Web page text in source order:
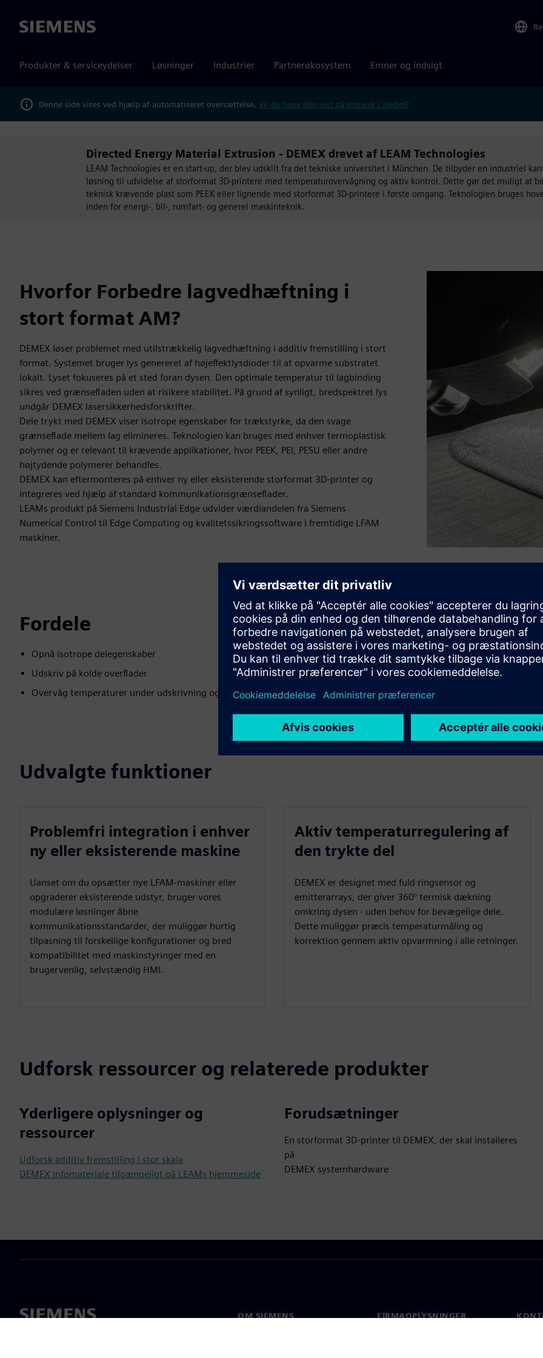
Siemens
Produkter & serviceydelser Løsninger Industrier Partnerøkosystem Emner og indsigt
Denne side vises ved hjælp af automatiseret oversættelse. Vil du have den vist på engelsk i stedet?
Directed Energy Material Extrusion - DEMEX drevet af LEAM Technologies
LEAM Technologies er en start-up, der blev udskilt fra det tekniske universitet i München. De tilbyder en industriel
løsning til udvidelse af storformat 3D-printere med temperaturovervågning og aktiv kontrol. Dette gør det muligt at
teknisk krævende plast som PEEK eller lignende med storformat 3D-printere i første omgang. Teknologien bruges
inden for energi-, bil-, rumfart- og generel maskinteknik.
Hvorfor Forbedre lagvedhæftning i
stort format AM?
DEMEX løser problemet med utilstrækkelig lagvedhæftning i additiv fremstilling i stort
format. Systemet bruger lys genereret af højeffektlysdioder til at opvarme substratet
lokalt. Lyset fokuseres på et sted foran dysen. Den optimale temperatur til lagbinding
sikres ved grænsefladen uden at risikere stabilitet. På grund af synligt, bredspektret lys
undgår DEMEX lasersikkerhedsforskrifter.
Dele trykt med DEMEX viser isotrope egenskaber for trækstyrke, da den svage
grænseflade mellem lag elimineres. Teknologien kan bruges med enhver termoplastisk
polymer og er relevant til krævende applikationer, hvor PEEK, PEI, PESU eller andre
højtydende polymerer behandles.
DEMEX kan eftermonteres på enhver ny eller eksisterende storformat 3D-printer og
integreres ved hjælp af standard kommunikationsgrænseflader.
LEAMs produkt på Siemens Industrial Edge udvider værdiandelen fra Siemens
Numerical Control til Edge Computing og kvalitetssikringssoftware i fremtidige LFAM
maskiner.
Fordele
Opnå isotrope delegenskaber
Udskriv på kolde overflader
Overvåg temperaturer under udskrivning og opbevar til senere analyse
Udvalgte funktioner
Problemfri integration i enhver
ny eller eksisterende maskine
Uanset om du opsætter nye LFAM-maskiner eller
opgraderer eksisterende udstyr, bruger vores
modulære løsninger åbne
kommunikationsstandarder, der muliggør hurtig
tilpasning til forskellige konfigurationer og bred
kompatibilitet med maskinstyringer med en
brugervenlig, selvstændig HMI.
Aktiv temperaturregulering af
den trykte del
DEMEX er designet med fuld ringsensor og
emitterarrays, der giver 360° termisk dækning
omkring dysen - uden behov for bevægelige dele.
Dette muliggør præcis temperaturmåling og
korrektion gennem aktiv opvarmning i alle retninger.
Udforsk ressourcer og relaterede produkter
Yderligere oplysninger og
ressourcer
Udforsk additiv fremstilling i stor skala
DEMEX infomateriale tilgængeligt på LEAMs hjemmeside
Forudsætninger
En storformat 3D-printer til DEMEX, der skal installeres
på
DEMEX systemhardware
OM SIEMENS FIRMAOPLYSNINGER